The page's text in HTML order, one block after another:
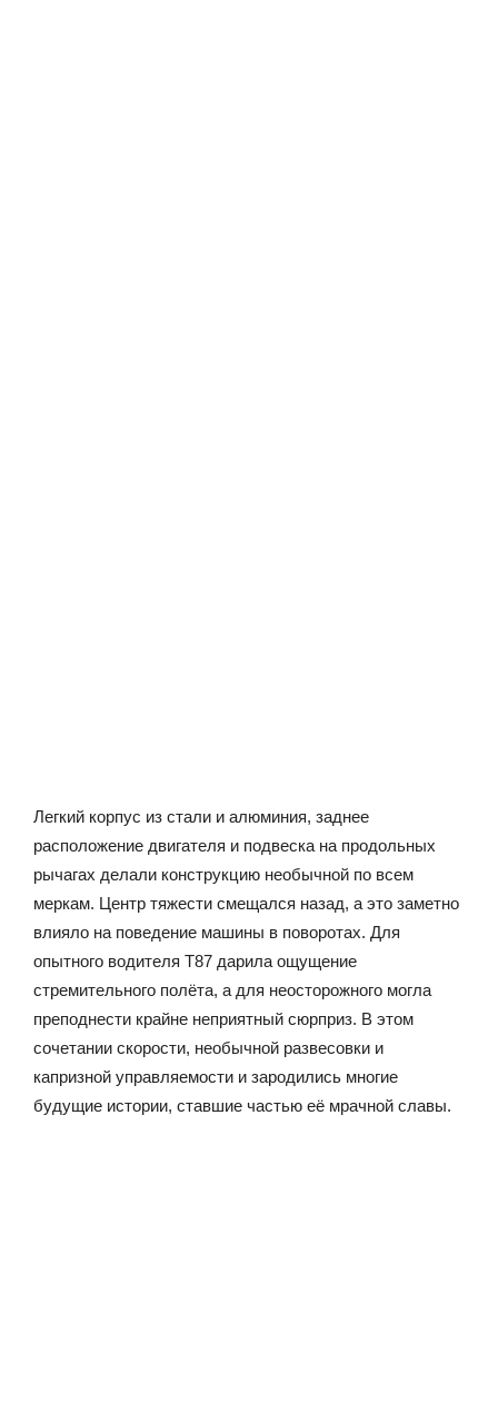
Легкий корпус из стали и алюминия, заднее
расположение двигателя и подвеска на продольных
рычагах делали конструкцию необычной по всем
меркам. Центр тяжести смещался назад, а это заметно
влияло на поведение машины в поворотах. Для
опытного водителя T87 дарила ощущение
стремительного полёта, а для неосторожного могла
преподнести крайне неприятный сюрприз. В этом
сочетании скорости, необычной развесовки и
капризной управляемости и зародились многие
будущие истории, ставшие частью её мрачной славы.